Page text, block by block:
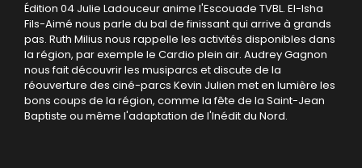
Édition 04 Julie Ladouceur anime l'Escouade TVBL. El-Isha
Fils-Aimé nous parle du bal de finissant qui arrive à grands
pas. Ruth Milius nous rappelle les activités disponibles dans
la région, par exemple le Cardio plein air. Audrey Gagnon
nous fait découvrir les musiparcs et discute de la
réouverture des ciné-parcs Kevin Julien met en lumière les
bons coups de la région, comme la fête de la Saint-Jean
Baptiste ou même l'adaptation de l'Inédit du Nord.